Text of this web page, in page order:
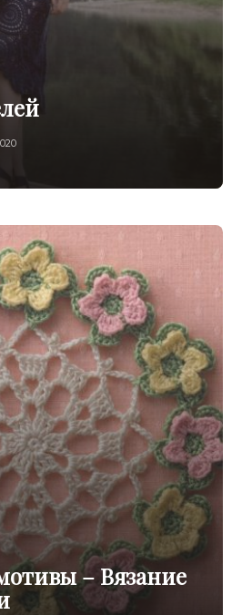
– Вязание